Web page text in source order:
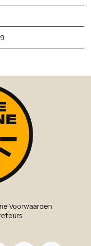
Voorwaarden